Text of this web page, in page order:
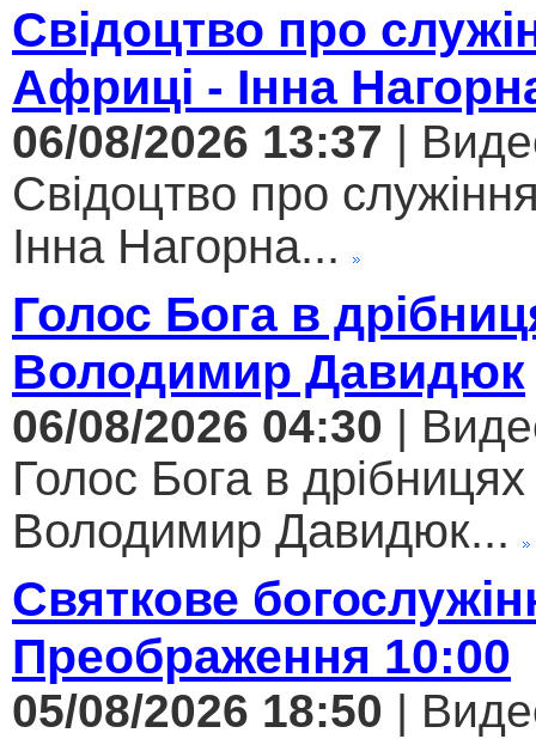
Свідоцтво про
Африці - Інна
06/08/2026 13:37 |
Свідоцтво про
Інна Нагорна...
Голос Бога в
Володимир Давидюк
06/08/2026 04:30 |
Голос Бога в
Володимир Давидюк...
Святкове
Преображення 10:00
05/08/2026 18:50 |